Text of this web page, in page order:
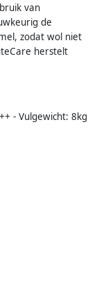
van
de
zodat wol niet
herstelt
- Vulgewicht: 8kg